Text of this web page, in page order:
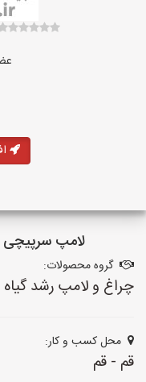
لامپ سرپیچی
گروه محصولات:
چراغ و لامپ رشد گیاه
محل کسب و کار:
قم - قم